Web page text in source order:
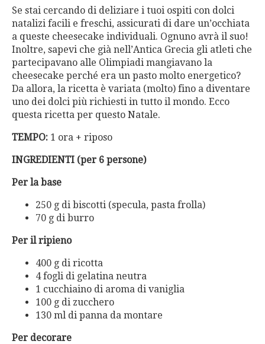
Se stai cercando di deliziare i tuoi ospiti con dolci
natalizi facili e freschi, assicurati di dare un’occhiata
a queste cheesecake individuali. Ognuno avrà il suo!
Inoltre, sapevi che già nell’Antica Grecia gli atleti che
partecipavano alle Olimpiadi mangiavano la
cheesecake perché era un pasto molto energetico?
Da allora, la ricetta è variata (molto) fino a diventare
uno dei dolci più richiesti in tutto il mondo. Ecco
questa ricetta per questo Natale.
TEMPO: 1 ora + riposo
INGREDIENTI (per 6 persone)
Per la base
250 g di biscotti (specula, pasta frolla)
70 g di burro
Per il ripieno
400 g di ricotta
4 fogli di gelatina neutra
1 cucchiaino di aroma di vaniglia
100 g di zucchero
130 ml di panna da montare
Per decorare